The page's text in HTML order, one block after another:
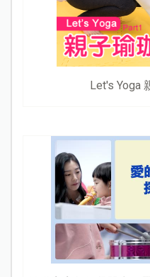
Let's Yoga